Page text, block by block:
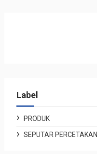
Label
PRODUK
SEPUTAR PERCETAKAN